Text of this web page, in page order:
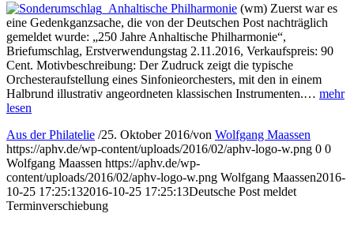
(wm) Zuerst war es
eine Gedenkganzsache, die von der Deutschen Post nachträglich
gemeldet wurde: „250 Jahre Anhaltische Philharmonie“,
Briefumschlag, Erstverwendungstag 2.11.2016, Verkaufspreis: 90
Cent. Motivbeschreibung: Der Zudruck zeigt die typische
Orchesteraufstellung eines Sinfonieorchesters, mit den in einem
Halbrund illustrativ angeordneten klassischen Instrumenten.… mehr
lesen
Aus der Philatelie /25. Oktober 2016/von Wolfgang Maassen
https://aphv.de/wp-content/uploads/2016/02/aphv-logo-w.png 0 0
Wolfgang Maassen https://aphv.de/wp-
content/uploads/2016/02/aphv-logo-w.png Wolfgang Maassen2016-
10-25 17:25:132016-10-25 17:25:13Deutsche Post meldet
Terminverschiebung